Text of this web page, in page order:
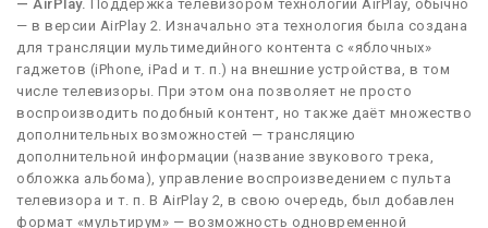
— AirPlay. Поддержка телевизором технологии AirPlay, обычно
— в версии AirPlay 2. Изначально эта технология была создана
для трансляции мультимедийного контента с «яблочных»
гаджетов (iPhone, iPad и т. п.) на внешние устройства, в том
числе телевизоры. При этом она позволяет не просто
воспроизводить подобный контент, но также даёт множество
дополнительных возможностей — трансляцию
дополнительной информации (название звукового трека,
обложка альбома), управление воспроизведением с пульта
телевизора и т. п. В AirPlay 2, в свою очередь, был добавлен
формат «мультирум» — возможность одновременной